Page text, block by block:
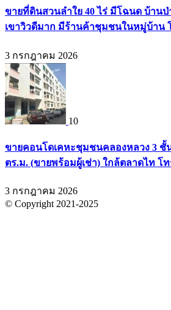
ขายที่ดินสวนลำใย 40 ไร่ มีโฉนด บ้านป่
เขาวิวดีมาก มีร้านค้าชุมชนในหมู่บ้าน โ
3 กรกฎาคม 2026
10
ขายคอนโดเคหะชุมชนคลองหลวง 3 ชั้
ตร.ม. (ขายพร้อมผู้เช่า) ใกล้ตลาดไท โท
3 กรกฎาคม 2026
© Copyright 2021-2025